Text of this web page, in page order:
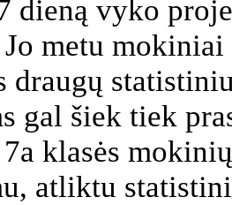
dieną vyko
metu
draugų
gal šiek tiek
klasės
atliktu